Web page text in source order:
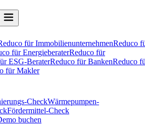
für ImmobilienunternehmenReduco
für EnergieberaterReduco für
ESG-BeraterReduco für BankenReduco
für Makler
CheckWärmepumpen-
Fördermittel-Check
buchen